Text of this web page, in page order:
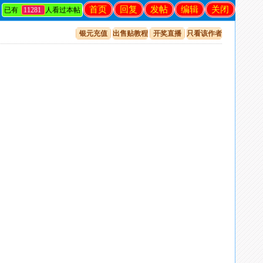
关闭
编辑
发帖
回复
首页
已有 11281 人看过本帖
银元充值 出售贴教程 开奖直播 只看该作者